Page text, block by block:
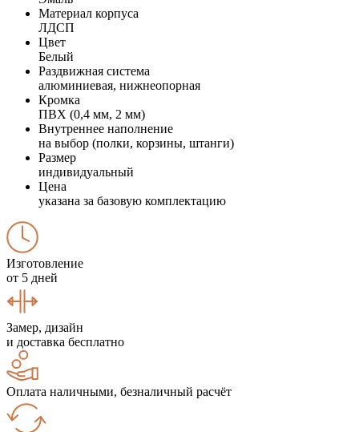
Материал корпуса
ЛДСП
Цвет
Белый
Раздвижная система
алюминиевая, нижнеопорная
Кромка
ПВХ (0,4 мм, 2 мм)
Внутреннее наполнение
на выбор (полки, корзины, штанги)
Размер
индивидуальный
Цена
указана за базовую комплектацию
Изготовление
от 5 дней
Замер, дизайн
и доставка бесплатно
Оплата наличными, безналичный расчёт